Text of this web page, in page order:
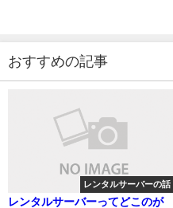
おすすめの記事
レンタルサーバーの話
レンタルサーバーってどこのが